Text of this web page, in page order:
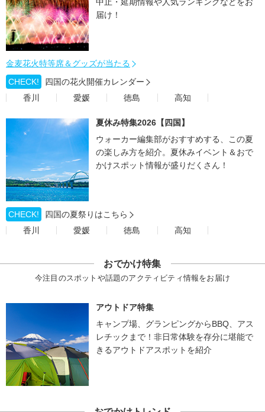
届け！
金麦花火特等席＆グッズが当たる
CHECK!
四国の花火開催カレンダー
香川
愛媛 徳島 高知
夏休み特集2026【四国】
ウォーカー編集部がおすすめする、この夏
の楽しみ方を紹介。夏休みイベント＆おで
かけスポット情報が盛りだくさん！
CHECK!
四国の夏祭りはこちら
香川
愛媛 徳島 高知
おでかけ特集
今注目のスポットや話題のアクティビティ情報をお届け
アウトドア特集
キャンプ場、グランピングからBBQ、アス
レチックまで！非日常体験を存分に堪能で
きるアウトドアスポットを紹介